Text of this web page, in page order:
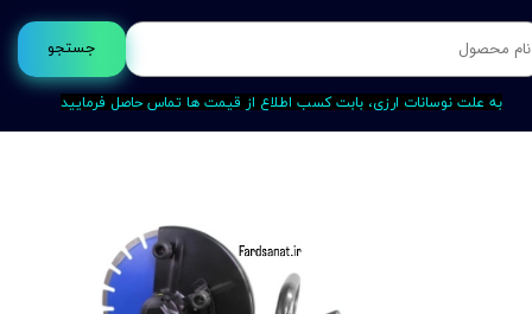
جستجو
به علت نوسانات ارزی، بابت کسب اطلاع از قیمت ها تماس حاصل فرمایید